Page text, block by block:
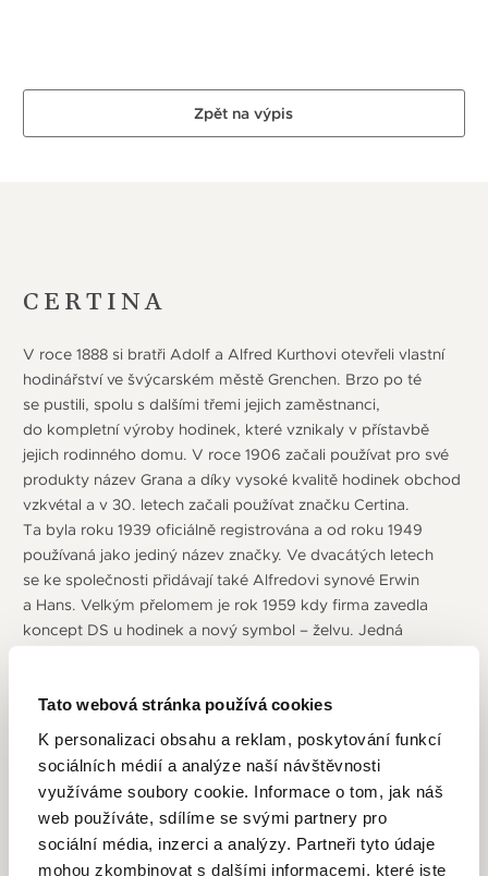
Tato webová stránka používá cookies
K personalizaci obsahu a reklam, poskytování funkcí
sociálních médií a analýze naší návštěvnosti
využíváme soubory cookie. Informace o tom, jak náš
web používáte, sdílíme se svými partnery pro
sociální média, inzerci a analýzy. Partneři tyto údaje
mohou zkombinovat s dalšími informacemi, které jste
Zpět na výpis
CERTINA
V roce 1888 si bratři Adolf a Alfred Kurthovi otevřeli vlastní
hodinářství ve švýcarském městě Grenchen. Brzo po té
se pustili, spolu s dalšími třemi jejich zaměstnanci,
do kompletní výroby hodinek, které vznikaly v přístavbě
jejich rodinného domu. V roce 1906 začali používat pro své
produkty název Grana a díky vysoké kvalitě hodinek obchod
vzkvétal a v 30. letech začali používat značku Certina.
Ta byla roku 1939 oficiálně registrována a od roku 1949
používaná jako jediný název značky. Ve dvacátých letech
se ke společnosti přidávají také Alfredovi synové Erwin
a Hans. Velkým přelomem je rok 1959 kdy firma zavedla
koncept DS u hodinek a nový symbol – želvu. Jedná
a voděodolné až do 20 barů (200 metrů), díky inovativní
kombinaci těsnění a materiálů. Nastavuje tak nové standardy
pro celou generaci náramkových hodinek. Želví krunýř
je symbolem robustnosti a odolnosti – připomíná
mimořádnou odolnost hodinek konceptu DS. Jsou
to vlastnosti, kterými se bez výjimky vyznačují všechny
hodinky Certina. Výjimečná odolnost hodinek se ihned